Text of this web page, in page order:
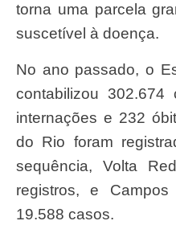
torna uma parcela
suscetível à doença.
No ano passado, o Estado do Rio de Janeiro
contabilizou 302.674
internações e 232
do Rio foram
sequência, Volta
registros, e
19.588 casos.